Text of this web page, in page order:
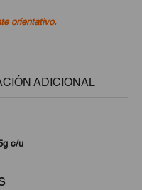
orientativo.
ADICIONAL
c/u